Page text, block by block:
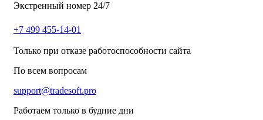
Экстренный номер 24/7
+7 499 455-14-01
Только при отказе работоспособности сайта
По всем вопросам
support@tradesoft.pro
Работаем только в будние дни